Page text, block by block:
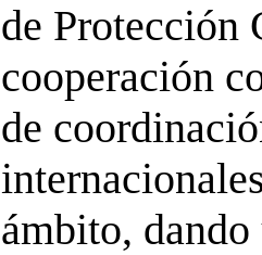
de Protección
cooperación
de
ámbito,